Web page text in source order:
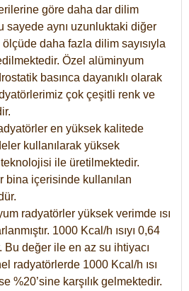
göre daha dar dilim
sayede aynı uzunluktaki diğer
daha fazla dilim sayısıyla
Özel alüminyum
basınca dayanıklı olarak
çok çeşitli renk ve
en yüksek kalitede
kullanılarak yüksek
ile üretilmektedir.
bina içerisinde kullanılan
radyatörler yüksek verimde ısı
1000 Kcal/h ısıyı 0,64
Bu değer ile en az su ihtiyacı
radyatörlerde 1000 Kcal/h ısı
%20’sine karşılık gelmektedir.